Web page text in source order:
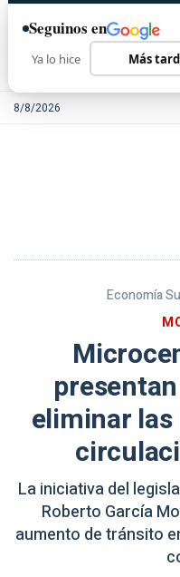
8/8/2026
Economía
eliminar
La iniciativa del
Roberto García
aumento de tránsito
Seguinos en
Ya lo hice Más